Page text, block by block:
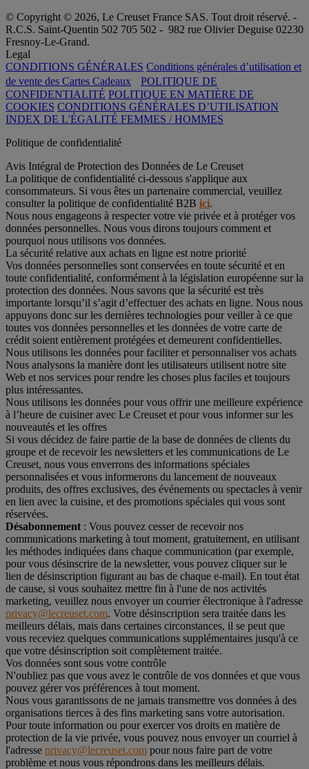
© Copyright © 2026, Le Creuset France SAS. Tout droit réservé. -
R.C.S. Saint-Quentin 502 705 502 - 982 rue Olivier Deguise 02230
Fresnoy-Le-Grand.
Legal
CONDITIONS GÉNÉRALES Conditions générales d’utilisation et
de vente des Cartes Cadeaux
POLITIQUE DE
CONFIDENTIALITÉ POLITIQUE EN MATIÈRE DE
COOKIES CONDITIONS GÉNÉRALES D’UTILISATION
INDEX DE L'ÉGALITÉ FEMMES / HOMMES
Politique de confidentialité
Avis Intégral de Protection des Données de Le Creuset
La politique de confidentialité ci-dessous s'applique aux
consommateurs. Si vous êtes un partenaire commercial, veuillez
consulter la politique de confidentialité B2B ici.
Nous nous engageons à respecter votre vie privée et à protéger vos
données personnelles. Nous vous dirons toujours comment et
pourquoi nous utilisons vos données.
La sécurité relative aux achats en ligne est notre priorité
Vos données personnelles sont conservées en toute sécurité et en
toute confidentialité, conformément à la législation européenne sur la
protection des données. Nous savons que la sécurité est très
importante lorsqu’il s’agit d’effectuer des achats en ligne. Nous nous
appuyons donc sur les dernières technologies pour veiller à ce que
toutes vos données personnelles et les données de votre carte de
crédit soient entièrement protégées et demeurent confidentielles.
Nous utilisons les données pour faciliter et personnaliser vos achats
Nous analysons la manière dont les utilisateurs utilisent notre site
Web et nos services pour rendre les choses plus faciles et toujours
plus intéressantes.
Nous utilisons les données pour vous offrir une meilleure expérience
à l’heure de cuisiner avec Le Creuset et pour vous informer sur les
nouveautés et les offres
Si vous décidez de faire partie de la base de données de clients du
groupe et de recevoir les newsletters et les communications de Le
Creuset, nous vous enverrons des informations spéciales
personnalisées et vous informerons du lancement de nouveaux
produits, des offres exclusives, des événements ou spectacles à venir
en lien avec la cuisine, et des promotions spéciales qui vous sont
réservées.
Désabonnement : Vous pouvez cesser de recevoir nos
communications marketing à tout moment, gratuitement, en utilisant
les méthodes indiquées dans chaque communication (par exemple,
pour vous désinscrire de la newsletter, vous pouvez cliquer sur le
lien de désinscription figurant au bas de chaque e-mail). En tout état
de cause, si vous souhaitez mettre fin à l'une de nos activités
marketing, veuillez nous envoyer un courrier électronique à l'adresse
privacy@lecreuset.com. Votre désinscription sera traitée dans les
meilleurs délais, mais dans certaines circonstances, il se peut que
vous receviez quelques communications supplémentaires jusqu'à ce
que votre désinscription soit complètement traitée.
Vos données sont sous votre contrôle
N'oubliez pas que vous avez le contrôle de vos données et que vous
pouvez gérer vos préférences à tout moment.
Nous vous garantissons de ne jamais transmettre vos données à des
organisations tierces à des fins marketing sans votre autorisation.
Pour toute information ou pour exercer vos droits en matière de
protection de la vie privée, vous pouvez nous envoyer un courriel à
l'adresse privacy@lecreuset.com pour nous faire part de votre
problème et nous vous répondrons dans les meilleurs délais.